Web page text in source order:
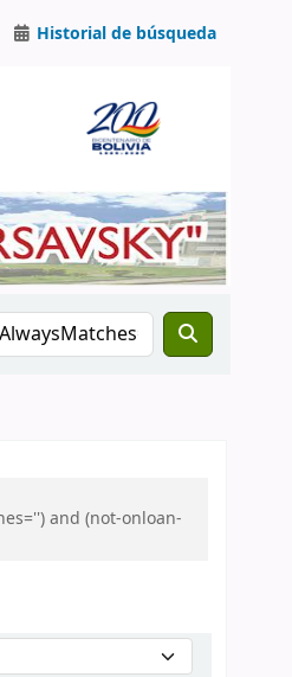
Historial de búsqueda
and (not-onloan-